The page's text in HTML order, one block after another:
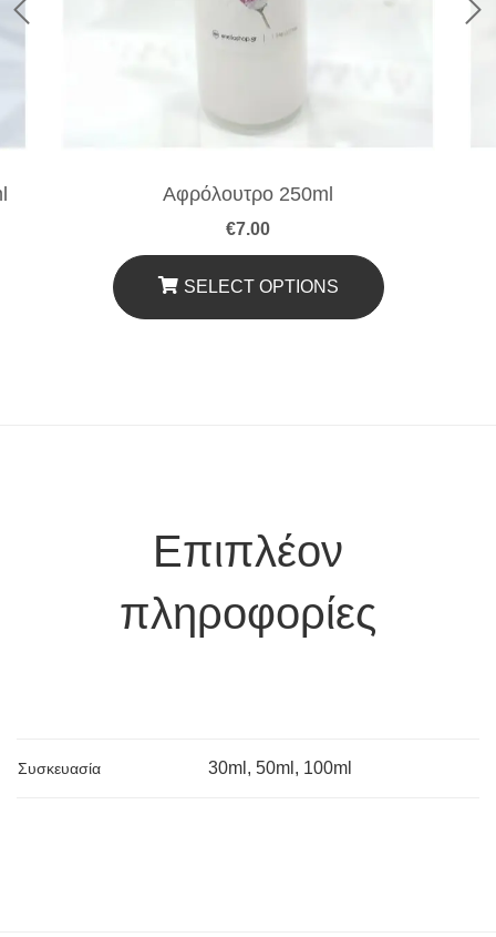
Αφρόλουτρο 250ml
€7.00
SELECT OPTIONS
Επιπλέον
πληροφορίες
Συσκευασία 30ml, 50ml, 100ml